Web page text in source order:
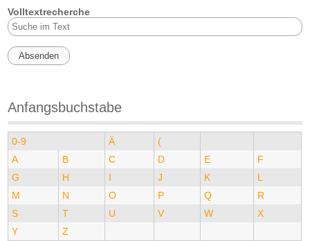
Volltextrecherche
Anfangsbuchstabe
0-9 Ä
(
A
B C D E
F
G
H I J K
L
M
N O P Q
R
S
T U V W
X
Y
Z